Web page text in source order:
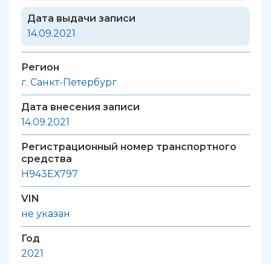
Дата выдачи записи
14.09.2021
Регион
г. Санкт-Петербург
Дата внесения записи
14.09.2021
Регистрационный номер транспортного
средства
Н943ЕХ797
VIN
не указан
Год
2021